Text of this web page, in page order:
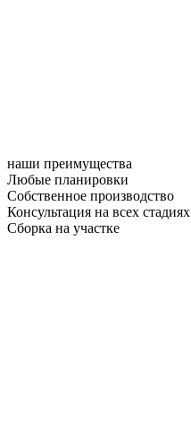
наши преимущества
Любые планировки
Собственное производство
Консультация на всех стадиях
Сборка на участке